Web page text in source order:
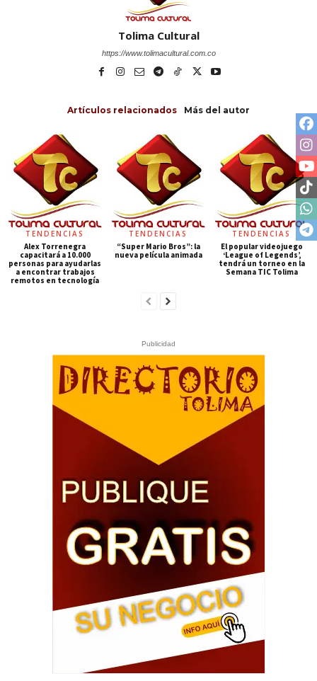
Tolima Cultural
https://www.tolimacultural.com.co
Artículos relacionados Más del autor
TENDENCIAS
Alex Torrenegra
capacitará a 10.000
personas para ayudarlas
a encontrar trabajos
remotos en tecnología
TENDENCIAS
“Super Mario Bros”: la
nueva película animada
TENDENCIAS
El popular videojuego
‘League of Legends’,
tendrá un torneo en la
Semana TIC Tolima
Publicidad